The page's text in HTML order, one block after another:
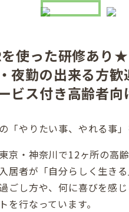
使った研修あり★
夜勤の出来る方歓
ビス付き高齢者
「やりたい事、やれる事
京・神奈川で12ヶ所の高
居者が「自分らしく生き
ごし方や、何に喜びを感
を行なっています。